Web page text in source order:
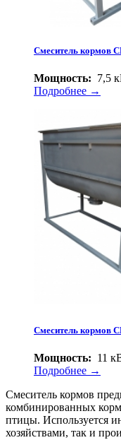
Смеситель кормов
Мощность: 7,5
Подробнее →
Смеситель кормов
Мощность: 11
Подробнее →
Смеситель кормов
комбинированных
птицы. Используется
хозяйствами, так и